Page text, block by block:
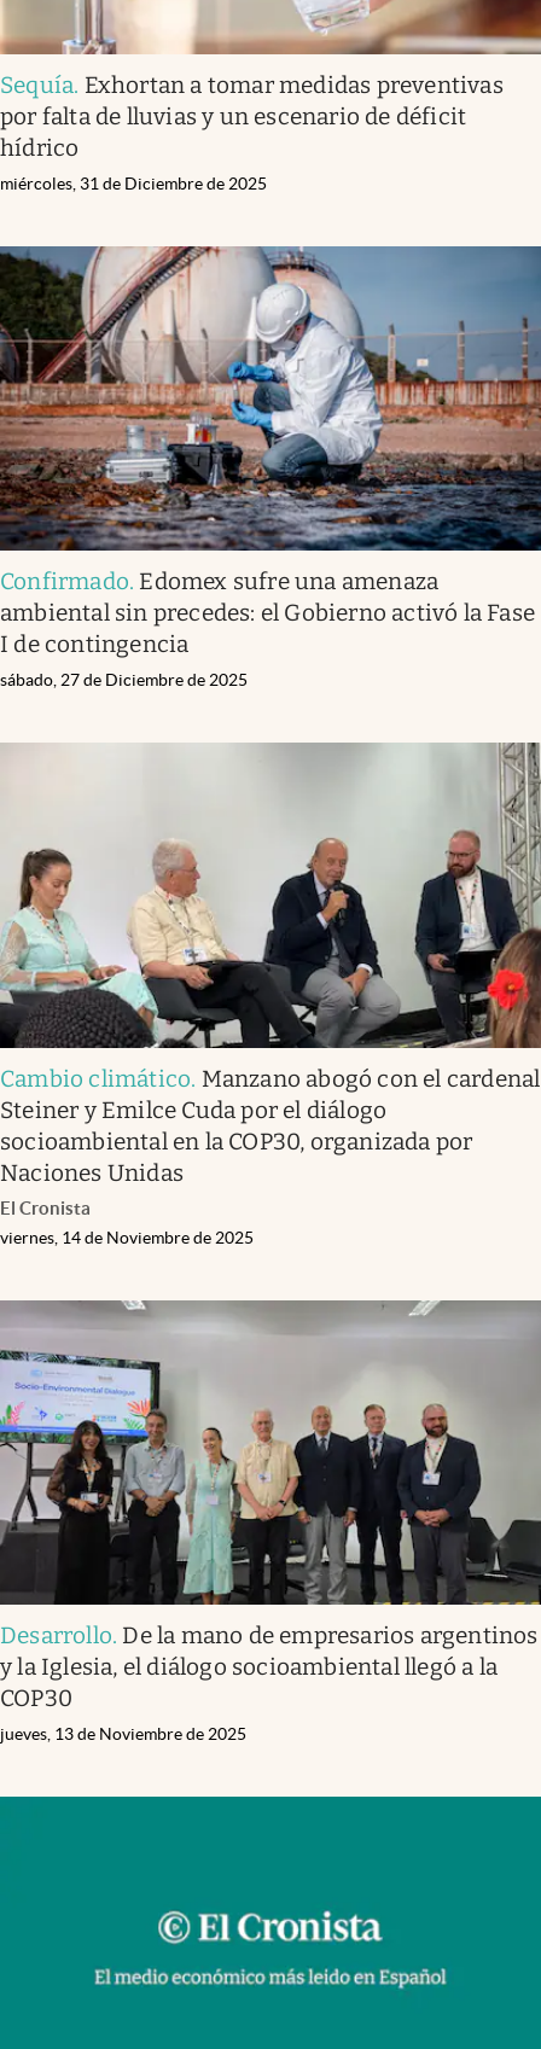
Sequía. Exhortan a tomar medidas preventivas
por falta de lluvias y un escenario de déficit
hídrico
miércoles, 31 de Diciembre de 2025
Confirmado. Edomex sufre una amenaza
ambiental sin precedes: el Gobierno activó la Fase
I de contingencia
sábado, 27 de Diciembre de 2025
Cambio climático. Manzano abogó con el cardenal
Steiner y Emilce Cuda por el diálogo
socioambiental en la COP30, organizada por
Naciones Unidas
El Cronista
viernes, 14 de Noviembre de 2025
Desarrollo. De la mano de empresarios argentinos
y la Iglesia, el diálogo socioambiental llegó a la
COP30
jueves, 13 de Noviembre de 2025